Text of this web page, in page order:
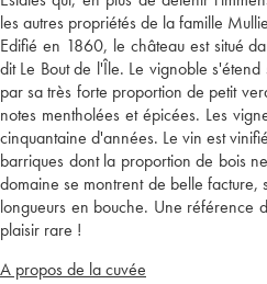
les autres propriétés de la famille
Edifié en 1860, le château est situé
dit Le Bout de l'Île. Le vignoble
par sa très forte proportion de petit
notes mentholées et épicées. Les
cinquantaine d'années. Le vin est
barriques dont la proportion de bois
domaine se montrent de belle facture,
longueurs en bouche. Une référence
plaisir rare !
A propos de la cuvée